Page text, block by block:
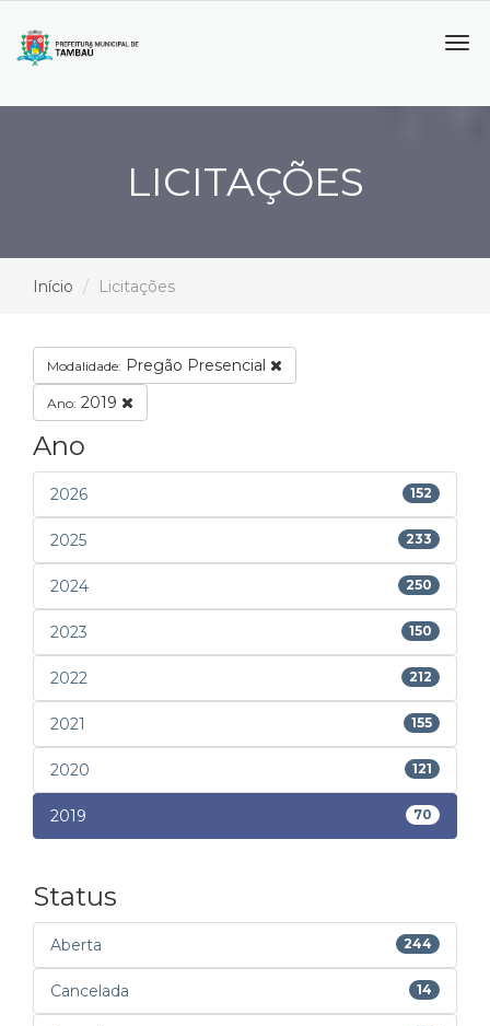
LICITAÇÕES
Início Licitações
Modalidade: Pregão Presencial
Ano: 2019
Ano
2026 152
2025 233
2024 250
2023 150
2022 212
2021 155
2020 121
2019 70
Status
Aberta 244
Cancelada 14